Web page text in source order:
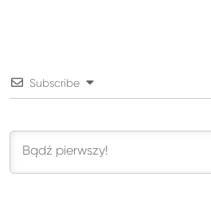
Subscribe